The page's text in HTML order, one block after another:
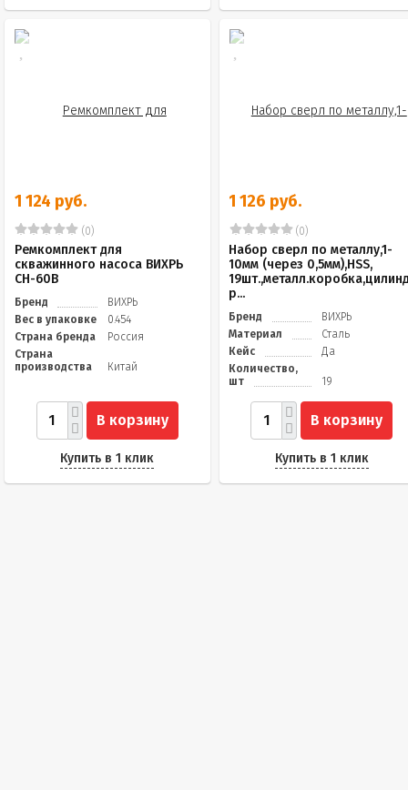
1 124 руб.
(0)
Ремкомплект для
скважинного насоса ВИХРЬ
СН-60В
Бренд
ВИХРЬ
Вес в упаковке
0.454
Страна бренда
Россия
Страна
производства
Китай
В корзину
Купить в 1 клик
1 126 руб.
(0)
Набор сверл по металлу,1-
10мм (через 0,5мм),HSS,
р...
Бренд
ВИХРЬ
Материал
Сталь
Кейс
Да
Количество,
шт
19
В корзину
Купить в 1 клик